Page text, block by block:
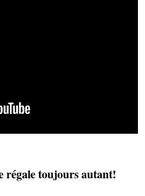
régale toujours autant!